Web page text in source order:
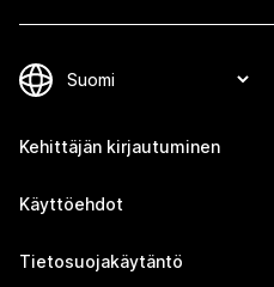
Kehittäjän kirjautuminen
Käyttöehdot
Tietosuojakäytäntö